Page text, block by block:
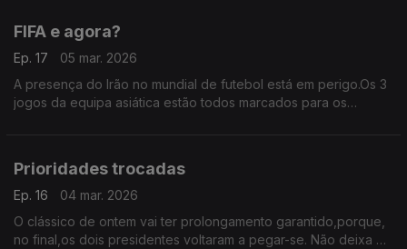
FIFA e agora?
Ep. 17
05 mar. 2026
A presença do Irão no mundial de futebol está em perigo.Os 3
jogos da equipa asiática estão todos marcados para os
Prioridades trocadas
Ep. 16
04 mar. 2026
O clássico de ontem vai ter prolongamento garantido,porque,
no final,os dois presidentes voltaram a pegar-se. Não deixa de